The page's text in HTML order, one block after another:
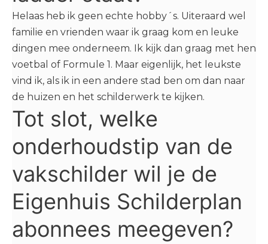
Helaas heb ik geen echte hobby´s. Uiteraard wel
familie en vrienden waar ik graag kom en leuke
dingen mee onderneem. Ik kijk dan graag met hen
voetbal of Formule 1. Maar eigenlijk, het leukste
vind ik, als ik in een andere stad ben om dan naar
de huizen en het schilderwerk te kijken.
Tot slot, welke
onderhoudstip van de
vakschilder wil je de
Eigenhuis Schilderplan
abonnees meegeven?